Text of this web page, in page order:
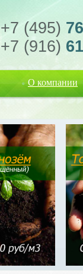
+7 (495)
+7 (916)
О компании